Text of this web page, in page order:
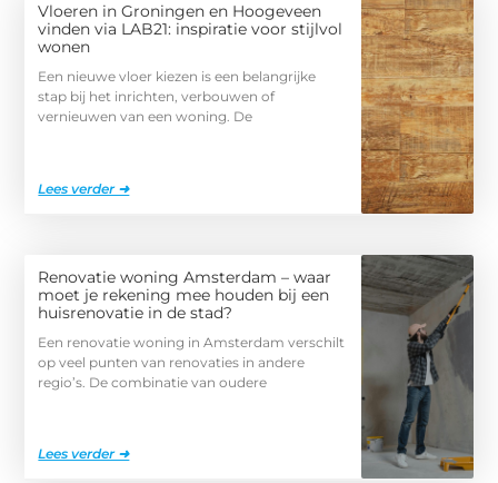
Vloeren in Groningen en Hoogeveen
vinden via LAB21: inspiratie voor stijlvol
wonen
Een nieuwe vloer kiezen is een belangrijke
stap bij het inrichten, verbouwen of
vernieuwen van een woning. De
Lees verder ➜
Renovatie woning Amsterdam – waar
moet je rekening mee houden bij een
huisrenovatie in de stad?
Een renovatie woning in Amsterdam verschilt
op veel punten van renovaties in andere
regio’s. De combinatie van oudere
Lees verder ➜